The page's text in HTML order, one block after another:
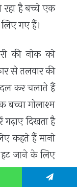
रहा है बच्चे एक
गए हैं।
की नोक को
से तलवार की
कर चलाते हैं
गोलाश्म
दिखता है
कहते हैं मानो
जाने के लिए